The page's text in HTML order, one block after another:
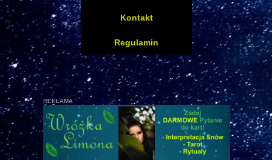
Kontakt
Regulamin
REKLAMA